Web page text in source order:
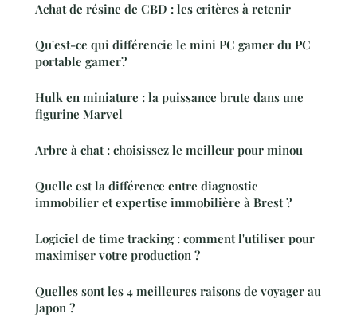
Achat de résine de CBD : les critères à retenir
Qu'est-ce qui différencie le mini PC gamer du PC
portable gamer?
Hulk en miniature : la puissance brute dans une
figurine Marvel
Arbre à chat : choisissez le meilleur pour minou
Quelle est la différence entre diagnostic
immobilier et expertise immobilière à Brest ?
Logiciel de time tracking : comment l'utiliser pour
maximiser votre production ?
Quelles sont les 4 meilleures raisons de voyager au
Japon ?